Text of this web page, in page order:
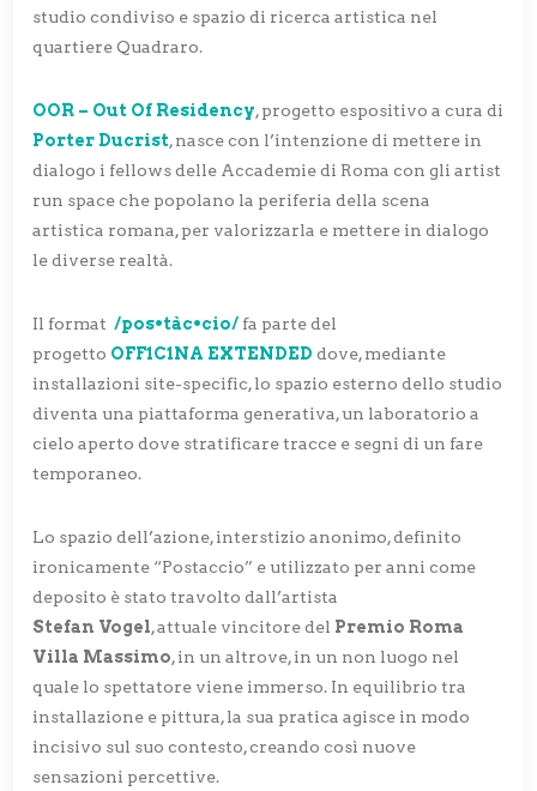
studio condiviso e spazio di ricerca artistica nel
quartiere Quadraro.
OOR – Out Of Residency, progetto espositivo a cura di
Porter Ducrist, nasce con l’intenzione di mettere in
dialogo i fellows delle Accademie di Roma con gli artist
run space che popolano la periferia della scena
artistica romana, per valorizzarla e mettere in dialogo
le diverse realtà.
Il format/pos•tàc•cio/ fa parte del
progetto OFF1C1NA EXTENDED dove, mediante
installazioni site-specific, lo spazio esterno dello studio
diventa una piattaforma generativa, un laboratorio a
cielo aperto dove stratificare tracce e segni di un fare
temporaneo.
Lo spazio dell’azione, interstizio anonimo, definito
ironicamente “Postaccio” e utilizzato per anni come
deposito è stato travolto dall’artista
Stefan Vogel, attuale vincitore del Premio Roma
Villa Massimo, in un altrove, in un non luogo nel
quale lo spettatore viene immerso. In equilibrio tra
installazione e pittura, la sua pratica agisce in modo
incisivo sul suo contesto, creando così nuove
sensazioni percettive.